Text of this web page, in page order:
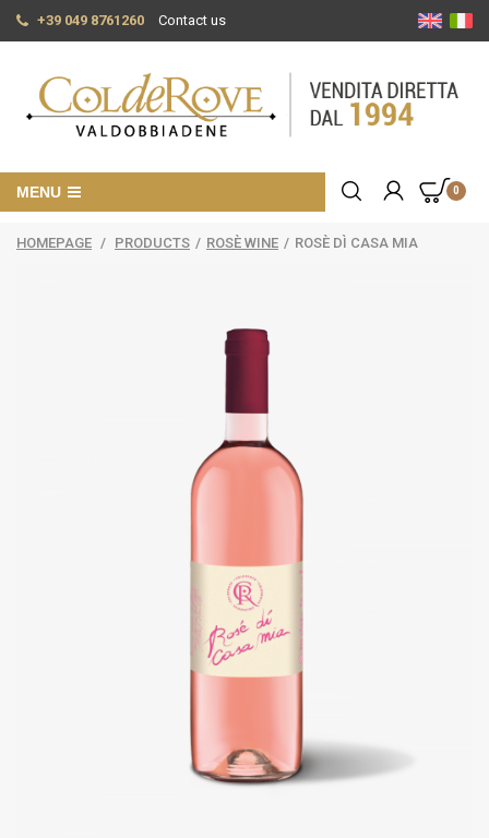
+39 049 8761260 Contact us
0
MENU
HOMEPAGE / PRODUCTS / ROSÈ WINE / ROSÈ DÌ CASA MIA